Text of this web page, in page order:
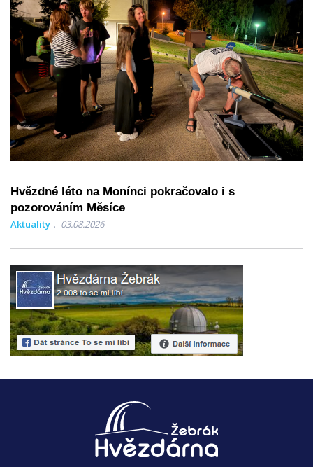
Hvězdné léto na Monínci pokračovalo i s
pozorováním Měsíce
Aktuality 03.08.2026